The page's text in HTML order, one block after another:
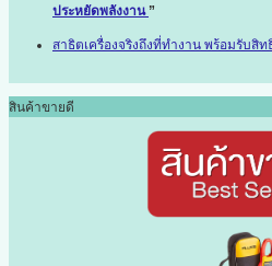
ประหยัดพลังงาน ”
สาธิตเครื่องจริงถึงที่ทำงาน พร้อมรับสิท
สินค้าขายดี